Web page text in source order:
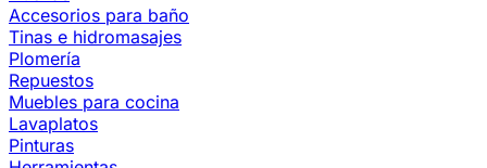
Accesorios para baño
Tinas e hidromasajes
Plomería
Repuestos
Muebles para cocina
Lavaplatos
Pinturas